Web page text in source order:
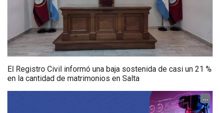
El Registro Civil informó una baja sostenida de casi un 21 %
en la cantidad de matrimonios en Salta
...